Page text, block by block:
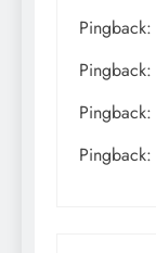
Pingback:
Pingback:
Pingback:
Pingback: